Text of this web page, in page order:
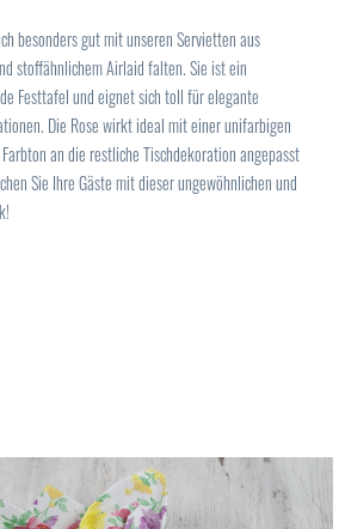
besonders gut mit unseren Servietten aus
stoffähnlichem Airlaid falten. Sie ist ein
Festtafel und eignet sich toll für elegante
Die Rose wirkt ideal mit einer unifarbigen
an die restliche Tischdekoration angepasst
Sie Ihre Gäste mit dieser ungewöhnlichen und